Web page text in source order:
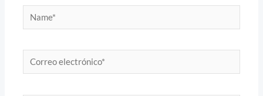
Name*
Correo
electrónico*